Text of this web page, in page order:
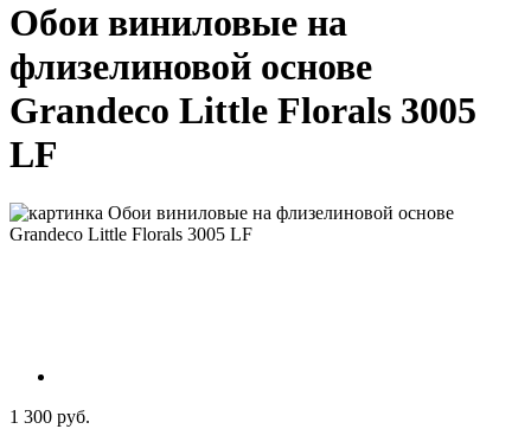
Обои виниловые на
флизелиновой основе
Grandeco Little Florals 3005
LF
1 300 руб.